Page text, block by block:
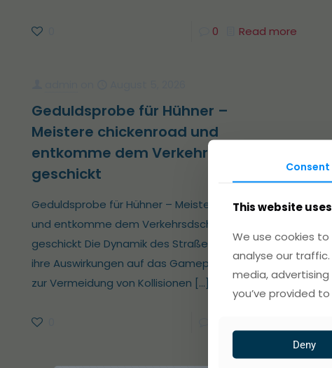
0 Read more
Geduldsprobe für Hühner –
Meistere chickenroad und
entkomme dem Verkehrsdschungel
geschickt
Geduldsprobe für Hühner – Meistere chickenroad
und entkomme dem Verkehrsdschungel
geschickt Die Dynamik des Straßenverkehrs und
ihre Auswirkungen auf das Gameplay Strategien
zur Vermeidung von Kollisionen […]
Consent
This website
We use cookies
analyse our
media,
you’ve provided
Deny